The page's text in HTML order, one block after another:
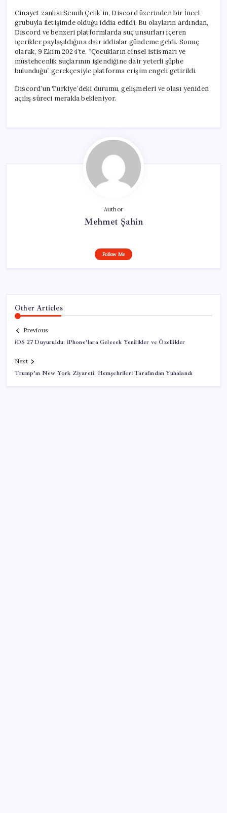
Cinayet zanlısı Semih Çelik’in, Discord üzerinden bir İncel
grubuyla iletişimde olduğu iddia edildi. Bu olayların ardından,
Discord ve benzeri platformlarda suç unsurları içeren
içerikler paylaşıldığına dair iddialar gündeme geldi. Sonuç
olarak, 9 Ekim 2024’te, “Çocukların cinsel istismarı ve
müstehcenlik suçlarının işlendiğine dair yeterli şüphe
bulunduğu” gerekçesiyle platforma erişim engeli getirildi.
Discord’un Türkiye’deki durumu, gelişmeleri ve olası yeniden
açılış süreci merakla bekleniyor.
Author
Mehmet Şahin
Follow Me
Other Articles
Previous
iOS 27 Duyuruldu: iPhone’lara Gelecek Yenilikler ve Özellikler
Next
Trump’ın New York Ziyareti: Hemşehrileri Tarafından Yuhalandı